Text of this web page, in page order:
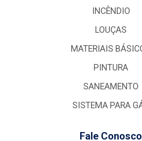
INCÊNDIO
LOUÇAS
MATERIAIS
PINTURA
SANEAMENTO
SISTEMA PARA
Fale Conosco